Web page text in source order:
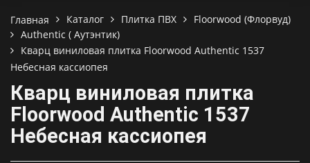
Главная Каталог Плитка ПВХ
Floorwood (Флорвуд)
Authentic ( Аутэнтик)
Кварц виниловая плитка Floorwood Authentic 1537
Небесная кассиопея
Кварц виниловая плитка
Floorwood Authentic 1537
Небесная кассиопея